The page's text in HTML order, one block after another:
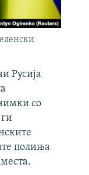
Русија
со
полиња